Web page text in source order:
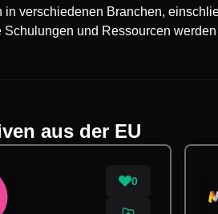
in verschiedenen Branchen,
Schulungen und Ressourcen
aus der EU
0